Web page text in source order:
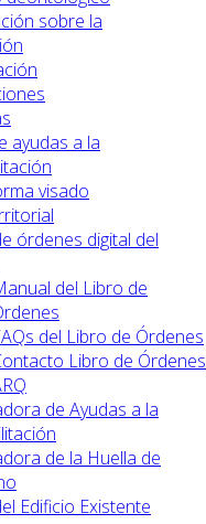
sobre la
ayudas a la
visado
órdenes digital del
del Libro de
del Libro de Órdenes
Libro de Órdenes
de Ayudas a la
de la Huella de
Edificio Existente